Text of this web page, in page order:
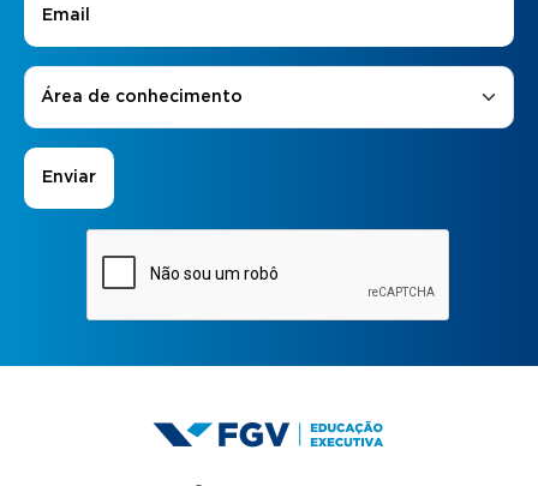
Áreas de Interesse
Área de conhecimento